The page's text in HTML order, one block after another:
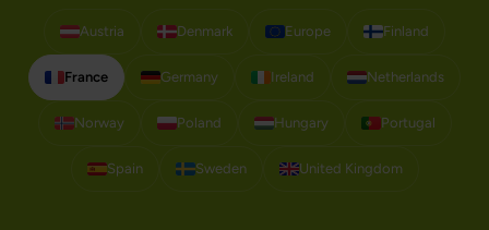
Austria Denmark Europe Finland
France Germany Ireland Netherlands
Norway Poland Hungary Portugal
Spain Sweden United Kingdom